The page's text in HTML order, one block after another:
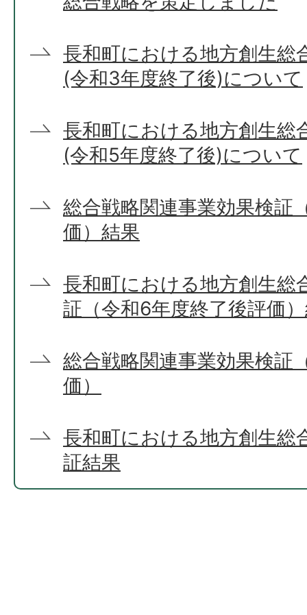
長和町における地方創生総
(令和3年度終了後)について
長和町における地方創生総
(令和5年度終了後)について
総合戦略関連事業効果検証
価）結果
長和町における地方創生総
証（令和6年度終了後評価
総合戦略関連事業効果検証
価）
長和町における地方創生総
証結果